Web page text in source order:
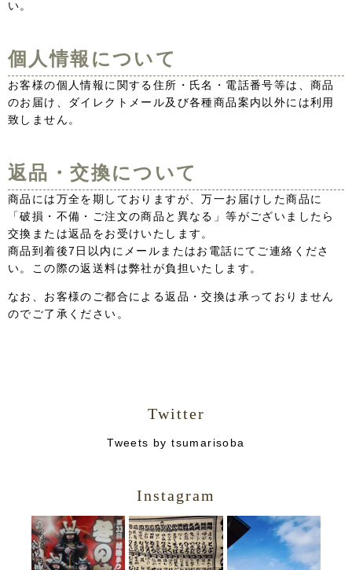
い。
個人情報について
お客様の個人情報に関する住所・氏名・電話番号等は、商品
のお届け、ダイレクトメール及び各種商品案内以外には利用
致しません。
返品・交換について
商品には万全を期しておりますが、万一お届けした商品に
「破損・不備・ご注文の商品と異なる」等がございましたら
交換または返品をお受けいたします。
商品到着後7日以内にメールまたはお電話にてご連絡くださ
い。この際の返送料は弊社が負担いたします。
なお、お客様のご都合による返品・交換は承っておりません
のでご了承ください。
Twitter
Tweets by tsumarisoba
Instagram